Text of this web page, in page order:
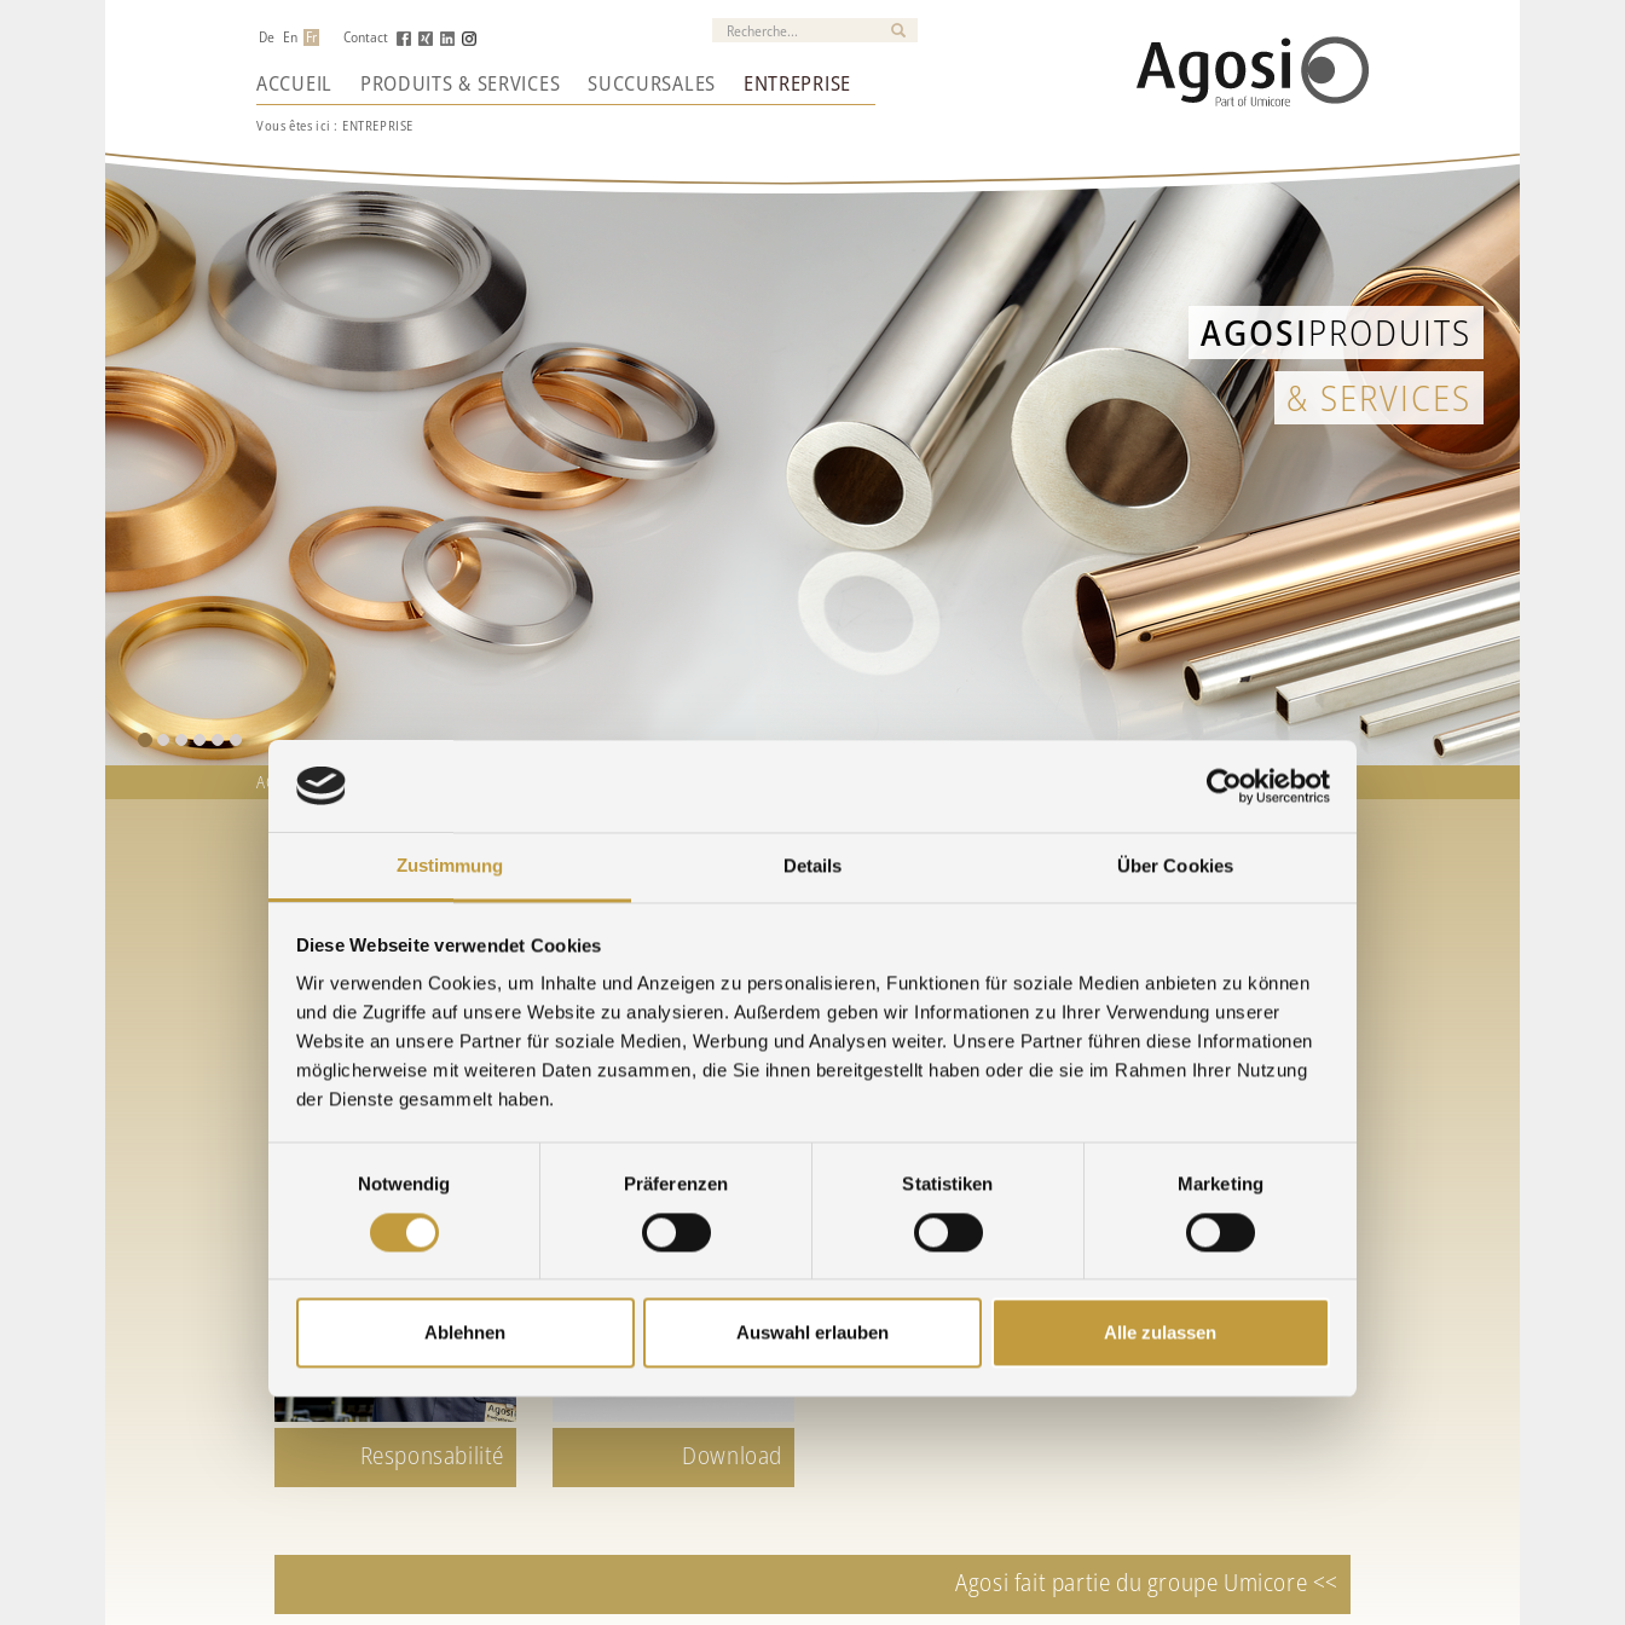
Zustimmung Details Über Cookies
Diese Webseite verwendet Cookies
Wir verwenden Cookies, um Inhalte und Anzeigen zu personalisieren, Funktionen für soziale Medien anbieten zu können
und die Zugriffe auf unsere Website zu analysieren. Außerdem geben wir Informationen zu Ihrer Verwendung unserer
Website an unsere Partner für soziale Medien, Werbung und Analysen weiter. Unsere Partner führen diese Informationen
möglicherweise mit weiteren Daten zusammen, die Sie ihnen bereitgestellt haben oder die sie im Rahmen Ihrer Nutzung
der Dienste gesammelt haben.
Notwendig
Präferenzen Statistiken Marketing
Ablehnen Auswahl erlauben Alle zulassen
De En Fr Contact
ACCUEIL PRODUITS & SERVICES SUCCURSALES ENTREPRISE
Vous êtes ici : ENTREPRISE
AGOSIPRODUITS
& SERVICES
ACTUALITÉS
À propos de nous
Responsabilité Download
Agosi fait partie du groupe Umicore <<